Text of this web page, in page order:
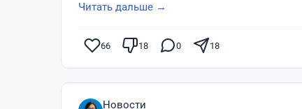
Читать дальше →
66 18 0 18
Новости